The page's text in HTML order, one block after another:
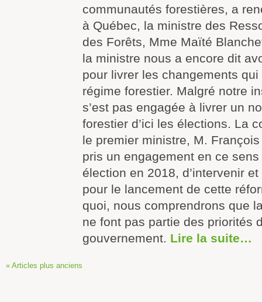
communautés forestières, a
à Québec, la ministre des
des Forêts, Mme Maïté
la ministre nous a encore dit
pour livrer les changements qui
régime forestier. Malgré notre
s’est pas engagée à livrer un
forestier d’ici les élections. La
le premier ministre, M.
pris un engagement en ce
élection en 2018, d’intervenir
pour le lancement de cette
quoi, nous comprendrons que
ne font pas partie des priorités
gouvernement. Lire la suite…
« Articles plus anciens